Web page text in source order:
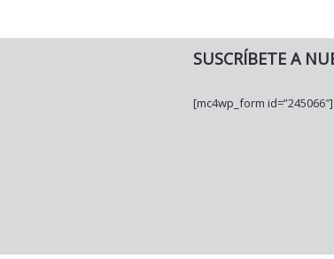
SUSCRÍBETE A
[mc4wp_form id=”245066″]